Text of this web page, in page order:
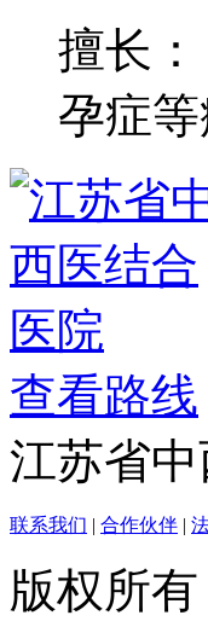
擅长
孕症
查看路线
江苏省
联系我们 | 合作伙伴 |
版权所